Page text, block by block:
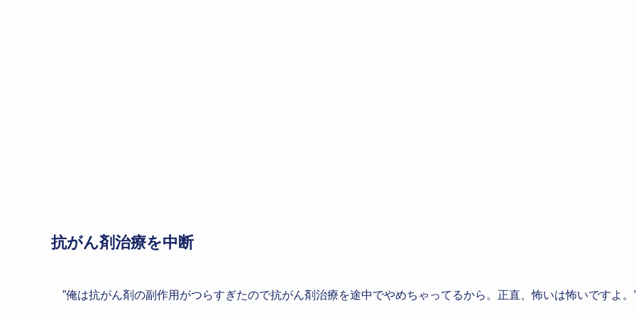
抗がん剤治療を中断
”俺は抗がん剤の副作用がつらすぎたので抗がん剤治療を途中でやめちゃってるから。正直、怖いは怖いですよ。